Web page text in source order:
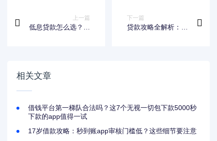
上一篇
低息贷款怎么选？手
下一篇
贷款攻略全解析：一
相关文章
借钱平台第一梯队合法吗？这7个无视一切包下款5000秒
下款的app值得一试
17岁借款攻略：秒到账app审核门槛低？这些细节要注意